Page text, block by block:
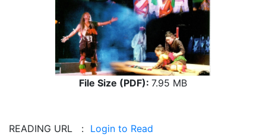
File Size (PDF): 7.95 MB
READING URL : Login to Read